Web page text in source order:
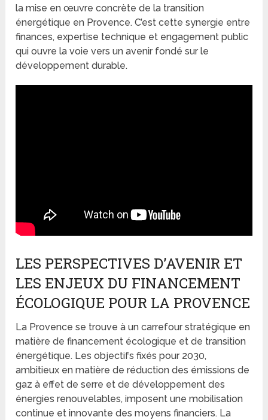
la mise en œuvre concrète de la transition
énergétique en Provence. C’est cette synergie entre
finances, expertise technique et engagement public
qui ouvre la voie vers un avenir fondé sur le
développement durable.
LES PERSPECTIVES D’AVENIR ET
LES ENJEUX DU FINANCEMENT
ÉCOLOGIQUE POUR LA PROVENCE
La Provence se trouve à un carrefour stratégique en
matière de financement écologique et de transition
énergétique. Les objectifs fixés pour 2030,
ambitieux en matière de réduction des émissions de
gaz à effet de serre et de développement des
énergies renouvelables, imposent une mobilisation
continue et innovante des moyens financiers. La